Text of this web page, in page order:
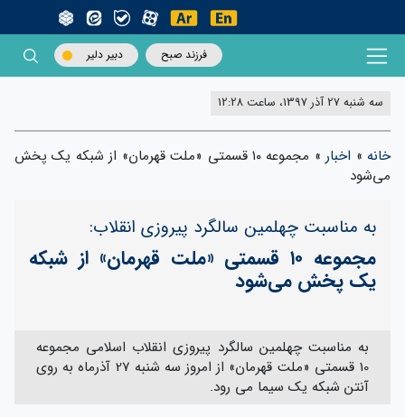
فرزند صبح دبیر دلیر
سه شنبه 27 آذر 1397، ساعت 12:28
خانه» اخبار »
مجموعه ۱۰ قسمتی «ملت قهرمان» از شبکه یک پخش
می‌شود
به مناسبت چهلمین سالگرد پیروزی انقلاب:
مجموعه ۱۰ قسمتی «ملت قهرمان» از شبکه
یک پخش می‌شود
به مناسبت چهلمین سالگرد پیروزی انقلاب اسلامی مجموعه
10 قسمتی «ملت قهرمان» از امروز سه شنبه 27 آذرماه به روی
آنتن شبکه یک سیما می رود.